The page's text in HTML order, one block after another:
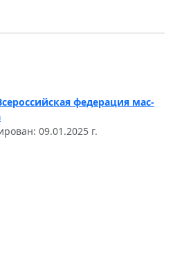
федерация мас-
09.01.2025 г.